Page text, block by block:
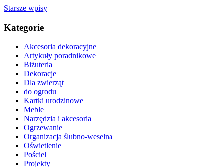
Starsze wpisy
Kategorie
Akcesoria dekoracyjne
Artykuły poradnikowe
Biżuteria
Dekoracje
Dla zwierząt
do ogrodu
Kartki urodzinowe
Meble
Narzędzia i akcesoria
Ogrzewanie
Organizacja ślubno-weselna
Oświetlenie
Pościel
Projekty